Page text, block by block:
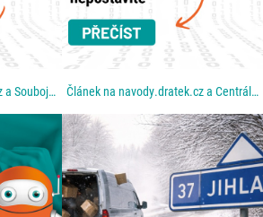
Článek na navody.dratek.cz a Souboj technologií: Proč Wi-Fi nestačí a co je to Zigbee. Odkaz také v... Článek na navody.dratek.cz a Centrální mozek: Co je to Hub a proč bez něj chytrou domácnost...